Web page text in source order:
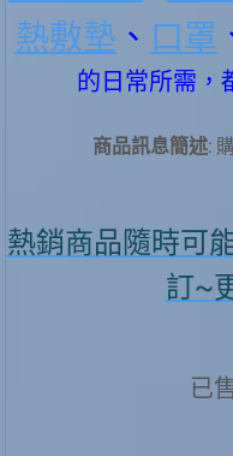
熱敷墊 、 口罩
的日常所需，
商品訊息簡述:
熱銷商品隨時可
訂~
已